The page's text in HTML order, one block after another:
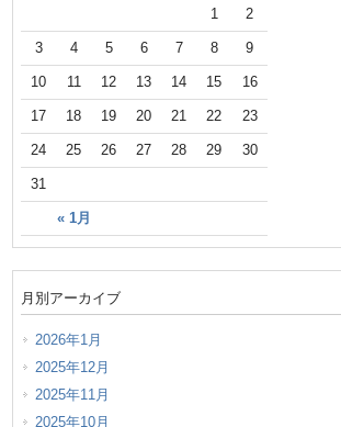
« 1月
1 2
3 4 5 6 7 8 9
10 11 12 13 14 15 16
17 18 19 20 21 22 23
24 25 26 27 28 29 30
31
月別アーカイブ
2026年1月
2025年12月
2025年11月
2025年10月